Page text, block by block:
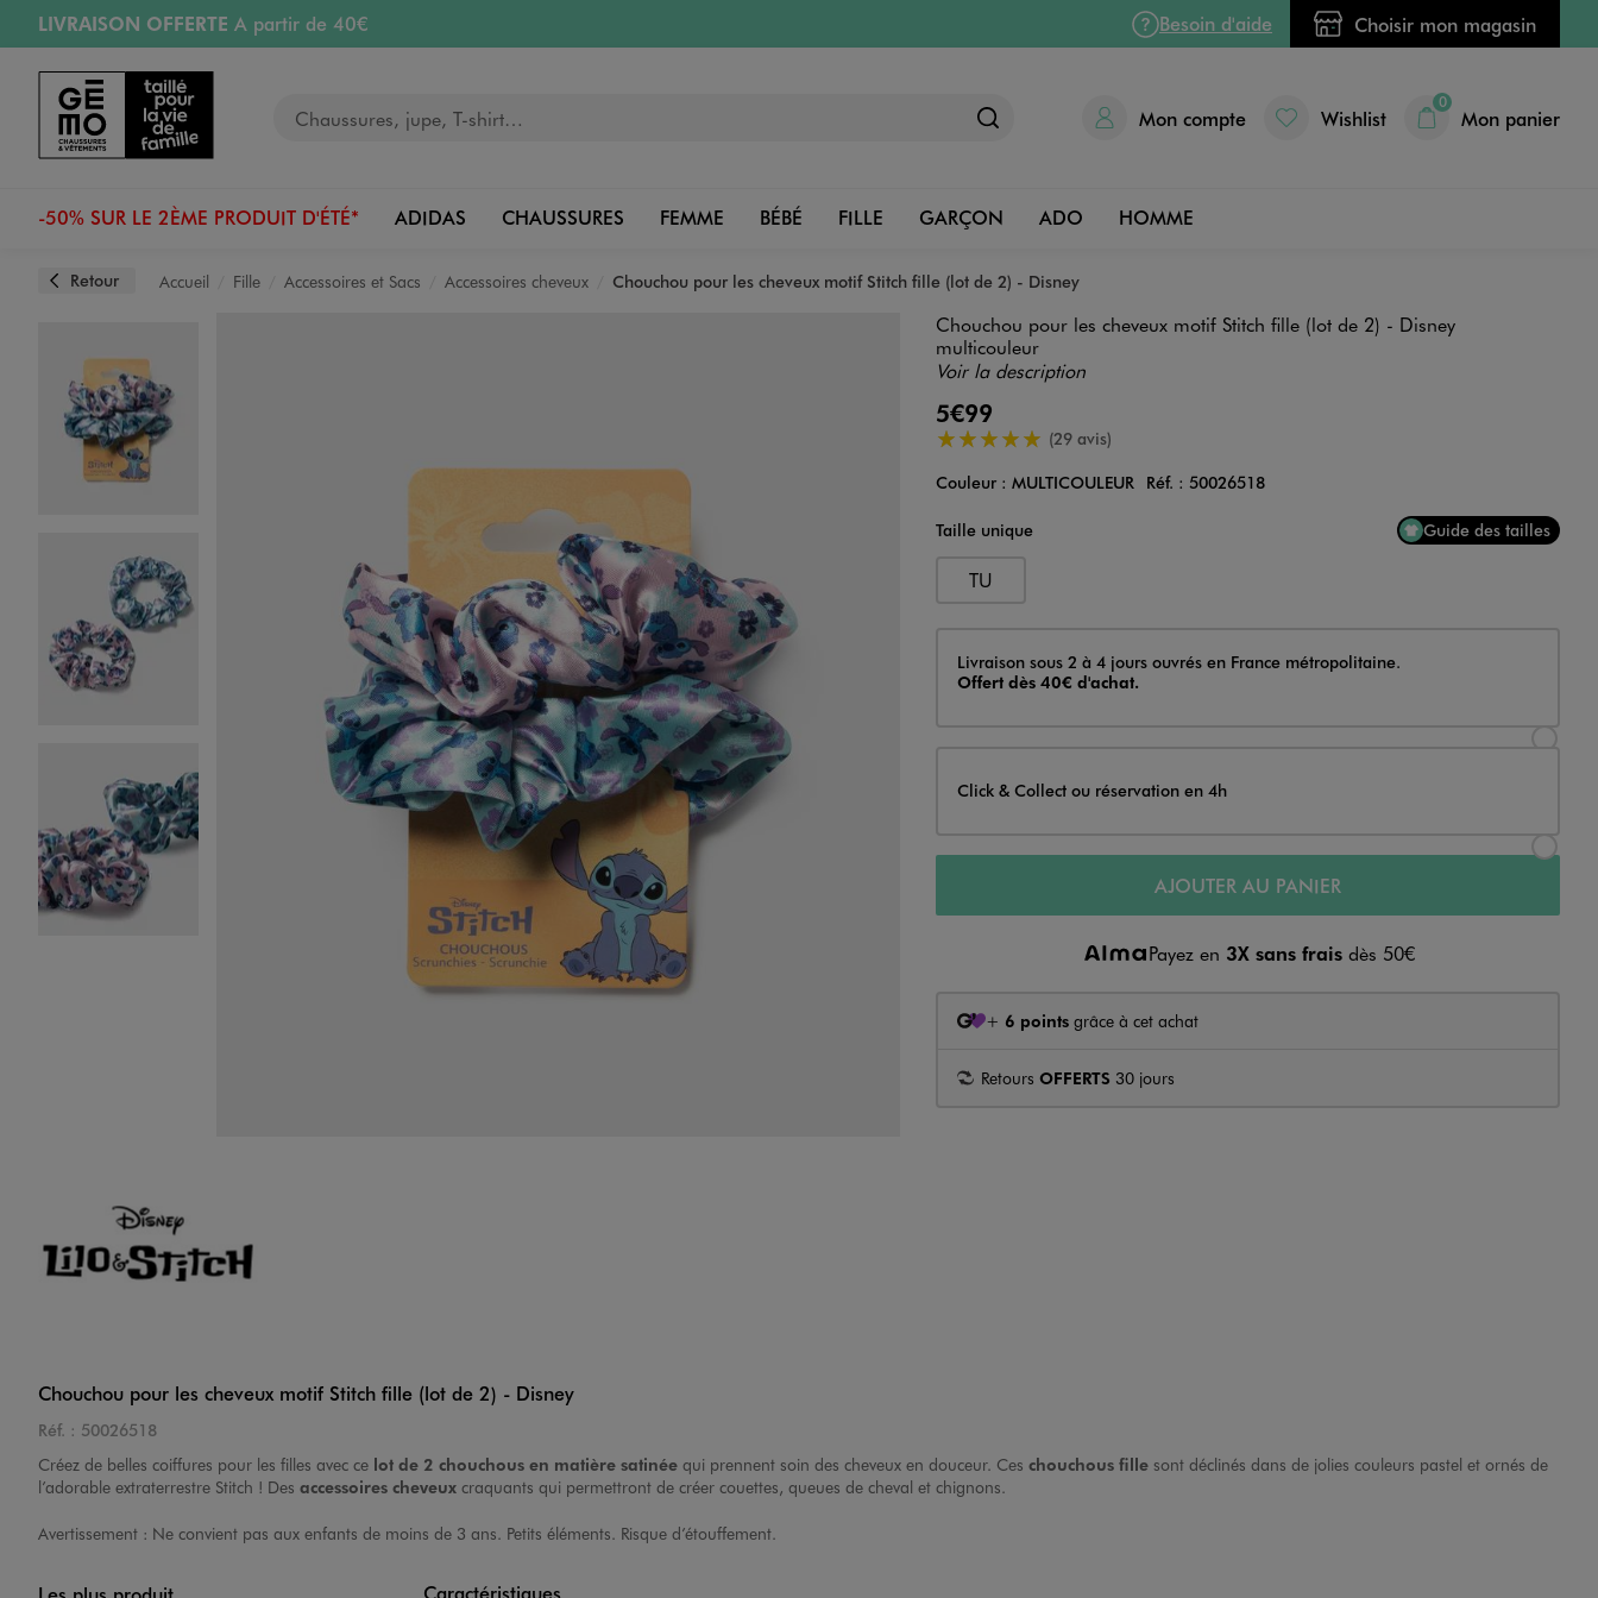
Aller au contenu principal
Aller à la navigation
LIVRAISON OFFERTE A partir de 40€
RETRAIT ET LIVRAISON OFFERTE
RÉSERVATION GRATUITE
4h en magasin
Retours OFFERTSpendant 30 jours
Besoin d'aide Choisir mon magasin
Mon compte Wishlist
0
Mon panier
-50% SUR LE 2ÈME PRODUIT D'ÉTÉ* ADIDAS CHAUSSURES FEMME BÉBÉ FILLE GARÇON ADO HOMME
Retour Accueil Fille Accessoires et Sacs Accessoires cheveux Chouchou pour les cheveux motif Stitch fille (lot de 2) - Disney
Chouchou pour les cheveux motif Stitch fille (lot de 2) - Disney
multicouleur
Voir la description
5€99
5/5 de moyenne(29 avis)
Couleur
Couleur : MULTICOULEUR Réf. : 50026518
Taille unique
Guide des tailles
TU
Livraison
Livraison sous 2 à 4 jours ouvrés en France métropolitaine.
Offert dès 40€ d'achat.
Click & Collect ou réservation en 4h
AJOUTER AU PANIER
Payez en 3X sans fraisdès 50€
+ 6 pointsgrâce à cet achat
Retours OFFERTS 30 jours
Chouchou pour les cheveux motif Stitch fille (lot de 2) - Disney
Réf. : 50026518
Créez de belles coiffures pour les filles avec ce lot de 2 chouchous en matière satinée qui prennent soin des cheveux en douceur. Ces chouchous fille sont déclinés dans de jolies couleurs pastel et ornés de
l’adorable extraterrestre Stitch ! Des accessoires cheveux craquants qui permettront de créer couettes, queues de cheval et chignons.
Avertissement : Ne convient pas aux enfants de moins de 3 ans. Petits éléments. Risque d’étouffement.
Caractéristiques